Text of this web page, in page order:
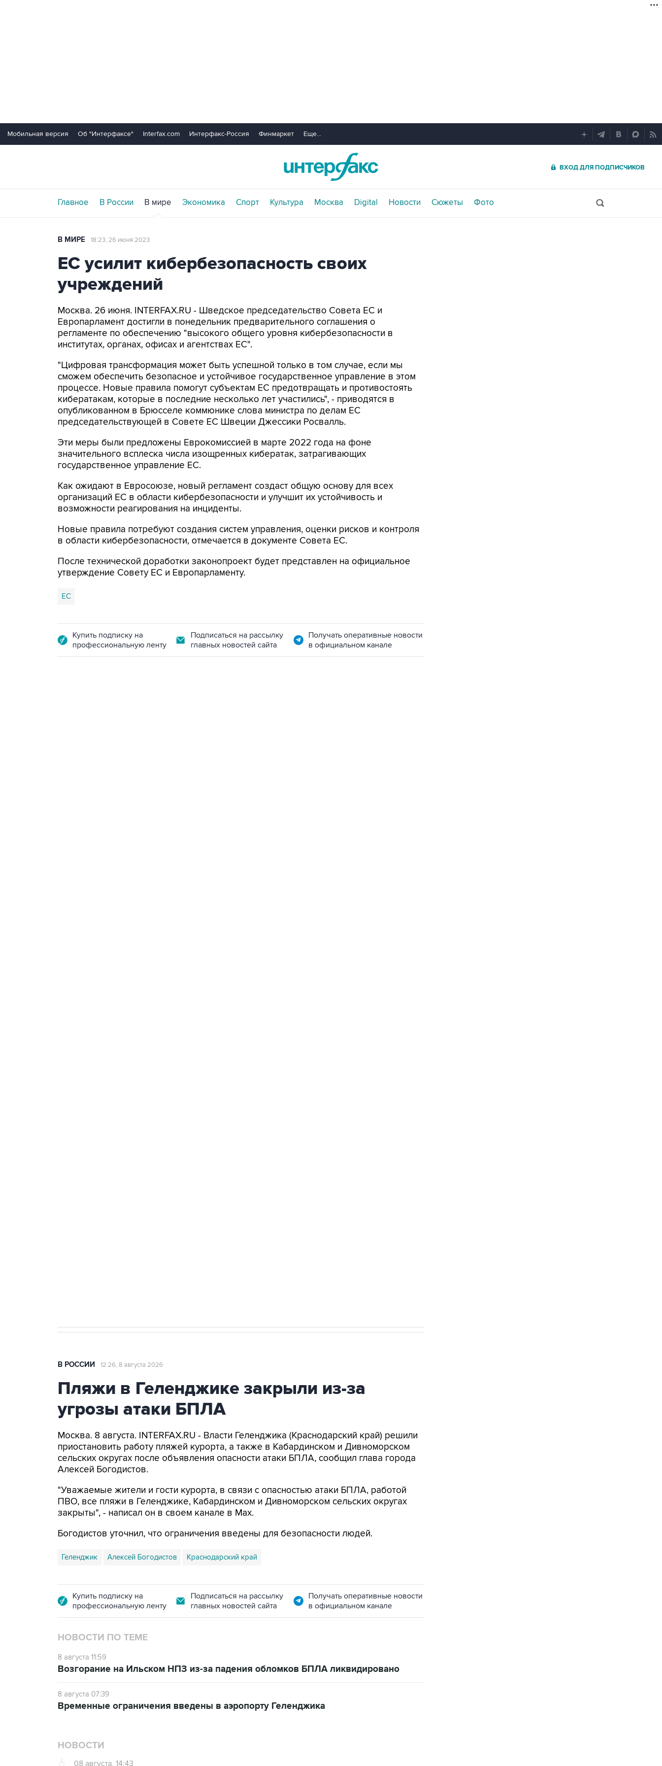
Мобильная версия Об "Интерфаксе" Interfax.com Интерфакс-Россия Финмаркет Еще...
ВХОД ДЛЯ ПОДПИСЧИКОВ
Главное В России В мире Экономика Спорт Культура Москва Digital Новости Сюжеты Фото
В МИРЕ 18:23, 26 июня 2023
ЕС усилит кибербезопасность своих
учреждений
Москва. 26 июня. INTERFAX.RU - Шведское председательство Совета ЕС и
Европарламент достигли в понедельник предварительного соглашения о
регламенте по обеспечению "высокого общего уровня кибербезопасности в
институтах, органах, офисах и агентствах ЕС".
"Цифровая трансформация может быть успешной только в том случае, если мы
сможем обеспечить безопасное и устойчивое государственное управление в этом
процессе. Новые правила помогут субъектам ЕС предотвращать и противостоять
кибератакам, которые в последние несколько лет участились", - приводятся в
опубликованном в Брюсселе коммюнике слова министра по делам ЕС
председательствующей в Совете ЕС Швеции Джессики Росвалль.
Эти меры были предложены Еврокомиссией в марте 2022 года на фоне
значительного всплеска числа изощренных кибератак, затрагивающих
государственное управление ЕС.
Как ожидают в Евросоюзе, новый регламент создаст общую основу для всех
организаций ЕС в области кибербезопасности и улучшит их устойчивость и
возможности реагирования на инциденты.
Новые правила потребуют создания систем управления, оценки рисков и контроля
в области кибербезопасности, отмечается в документе Совета ЕС.
После технической доработки законопроект будет представлен на официальное
утверждение Совету ЕС и Европарламенту.
ЕС
Купить подписку на
профессиональную ленту
Подписаться на рассылку
главных новостей сайта
Получать оперативные новости
в официальном канале
В РОССИИ 12:26, 8 августа 2026
Пляжи в Геленджике закрыли из-за
угрозы атаки БПЛА
Москва. 8 августа. INTERFAX.RU - Власти Геленджика (Краснодарский край) решили
приостановить работу пляжей курорта, а также в Кабардинском и Дивноморском
сельских округах после объявления опасности атаки БПЛА, сообщил глава города
Алексей Богодистов.
"Уважаемые жители и гости курорта, в связи с опасностью атаки БПЛА, работой
ПВО, все пляжи в Геленджике, Кабардинском и Дивноморском сельских округах
закрыты", - написал он в своем канале в Max.
Богодистов уточнил, что ограничения введены для безопасности людей.
Геленджик Алексей Богодистов Краснодарский край
Купить подписку на
профессиональную ленту
Подписаться на рассылку
главных новостей сайта
Получать оперативные новости
в официальном канале
НОВОСТИ ПО ТЕМЕ
8 августа 11:59
Возгорание на Ильском НПЗ из-за падения обломков БПЛА ликвидировано
8 августа 07:39
Временные ограничения введены в аэропорту Геленджика
НОВОСТИ
08 августа, 14:43